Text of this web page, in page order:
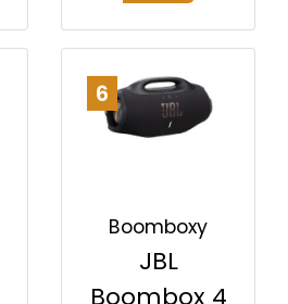
6
Boomboxy
JBL
Boombox 4